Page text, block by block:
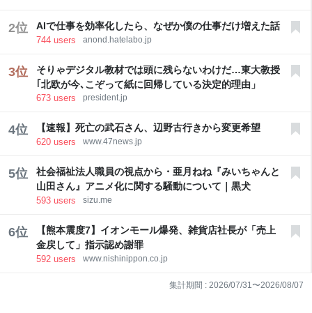
2位 AIで仕事を効率化したら、なぜか僕の仕事だけ増えた話
744 users anond.hatelabo.jp
3位
そりゃデジタル教材では頭に残らないわけだ…東大教授
｢北欧が今､こぞって紙に回帰している決定的理由」
673 users president.jp
4位 【速報】死亡の武石さん、辺野古行きから変更希望
620 users www.47news.jp
5位
社会福祉法人職員の視点から・亜月ねね『みいちゃんと
山田さん』アニメ化に関する騒動について｜黒犬
593 users sizu.me
6位
【熊本震度7】イオンモール爆発、雑貨店社長が「売上
金戻して」指示認め謝罪
592 users www.nishinippon.co.jp
集計期間 : 2026/07/31 〜2026/08/07